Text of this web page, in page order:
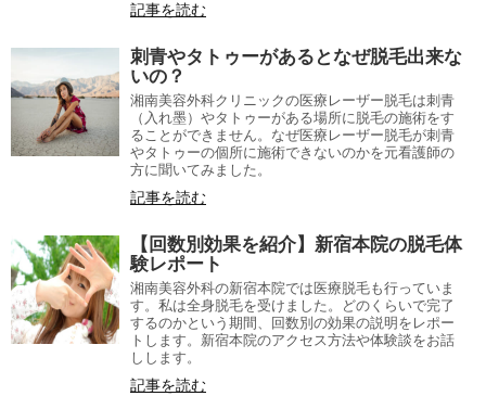
記事を読む
刺青やタトゥーがあるとなぜ脱毛出来な
いの？
湘南美容外科クリニックの医療レーザー脱毛は刺青
（入れ墨）やタトゥーがある場所に脱毛の施術をす
ることができません。なぜ医療レーザー脱毛が刺青
やタトゥーの個所に施術できないのかを元看護師の
方に聞いてみました。
記事を読む
【回数別効果を紹介】新宿本院の脱毛体
験レポート
湘南美容外科の新宿本院では医療脱毛も行っていま
す。私は全身脱毛を受けました。どのくらいで完了
するのかという期間、回数別の効果の説明をレポー
トします。新宿本院のアクセス方法や体験談をお話
しします。
記事を読む